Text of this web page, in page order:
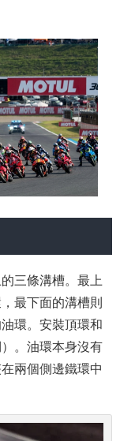
三條溝槽。最上
最下面的溝槽則
環。安裝頂環和
。油環本身沒有
兩個側邊鐵環中